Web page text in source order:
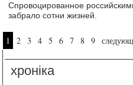
Спровоцированное
забрало сотни жизней.
Страницы
1 2 3 4 5 6 7 8 9
хроніка